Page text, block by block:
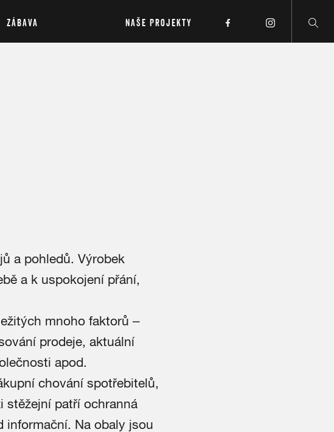
ZÁBAVA NAŠE PROJEKTY
a pohledů. Výrobek
a k uspokojení přání,
mnoho faktorů –
prodeje, aktuální
apod.
chování spotřebitelů,
stěžejní patří ochranná
informační. Na obaly jsou